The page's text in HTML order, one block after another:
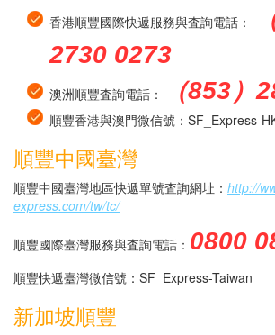
香港順豐國際快遞服務與査詢電話：
2730 0273
澳洲順豐査詢電話： （853）
順豐香港與澳門微信號：SF_Express-
順豐中國臺灣
順豐中國臺灣地區快遞單號査詢網址： http://
express.com/tw/tc/
順豐國際臺灣服務與査詢電話： 0800
順豐快遞臺灣微信號：SF_Express-Taiwan
新加坡順豐